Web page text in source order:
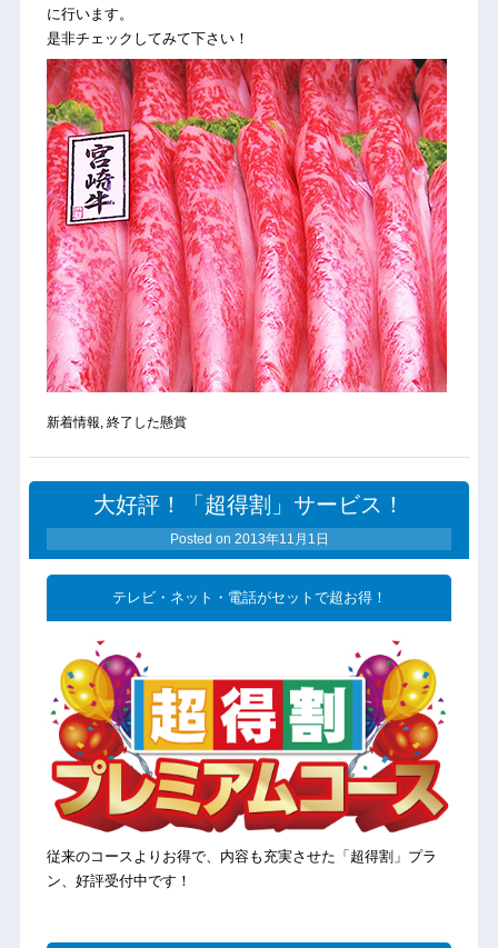
に行います。
是非チェックしてみて下さい！
新着情報, 終了した懸賞
大好評！「超得割」サービス！
Posted on 2013年11月1日
テレビ・ネット・電話がセットで超お得！
従来のコースよりお得で、内容も充実させた「超得割」プラ
ン、好評受付中です！